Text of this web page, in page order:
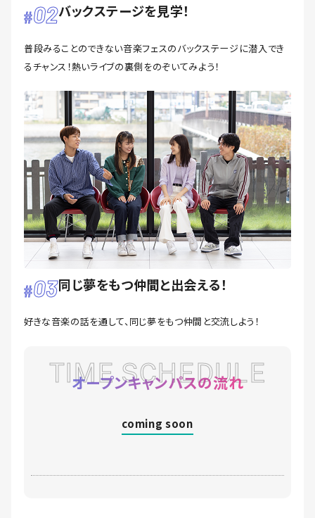
02バックステージを見学！
普段みることのできない音楽フェスのバックステージに潜入でき
るチャンス！熱いライブの裏側をのぞいてみよう！
03同じ夢をもつ仲間と出会える！
好きな音楽の話を通して、同じ夢をもつ仲間と交流しよう！
TIME SCHEDULE
オープンキャンパスの流れ
coming soon